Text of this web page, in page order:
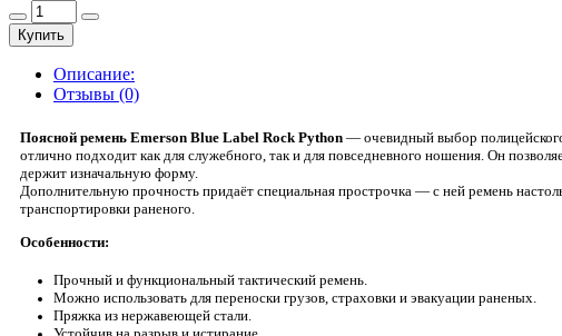
Купить
Описание:
Отзывы (0)
Поясной ремень Emerson Blue Label Rock Python — очевидный выбор
отлично подходит как для служебного, так и для повседневного ношения. Он
держит изначальную форму.
Дополнительную прочность придаёт специальная прострочка — с ней ремень
транспортировки раненого.
Особенности:
Прочный и функциональный тактический ремень.
Можно использовать для переноски грузов, страховки и эвакуации раненых.
Пряжка из нержавеющей стали.